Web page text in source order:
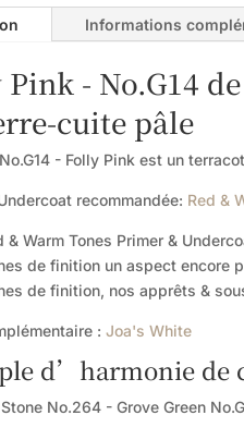
Informations
- No.G14
cuite pâle
- Folly Pink est un
recommandée: Red &
& Warm Tones Primer &
de finition un aspect encore
de finition, nos apprêts &
: Joa's White
d’harmonie de
No.264 - Grove Green